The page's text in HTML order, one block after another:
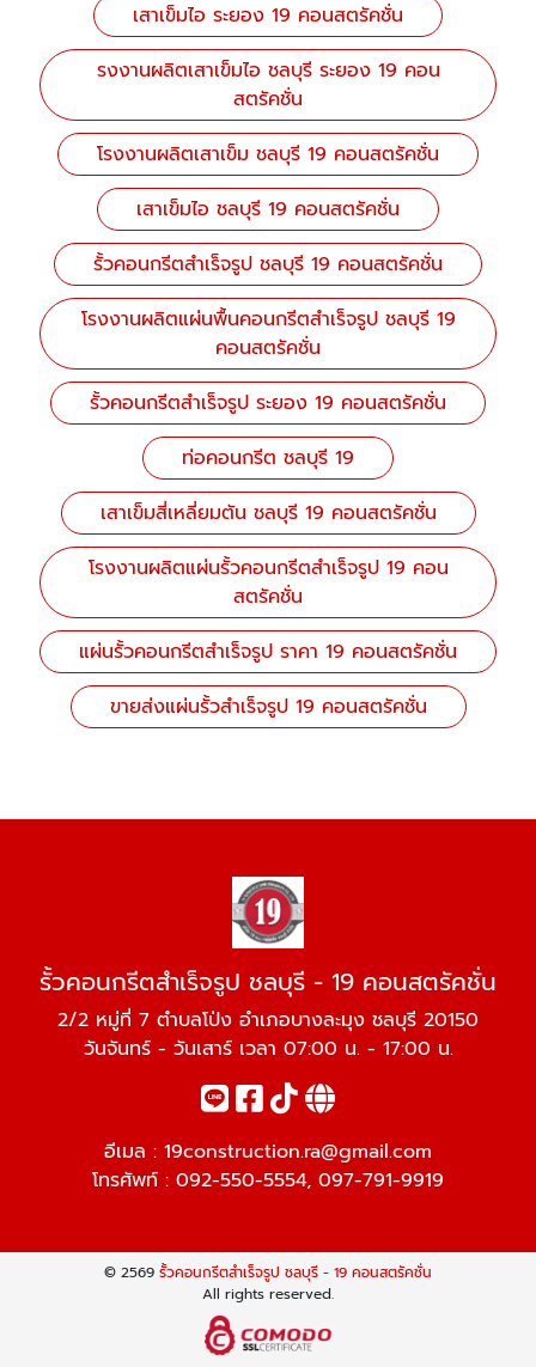
เสาเข็มไอ ระยอง 19 คอนสตรัคชั่น
รงงานผลิตเสาเข็มไอ ชลบุรี ระยอง 19 คอน
สตรัคชั่น
โรงงานผลิตเสาเข็ม ชลบุรี 19 คอนสตรัคชั่น
เสาเข็มไอ ชลบุรี 19 คอนสตรัคชั่น
รั้วคอนกรีตสำเร็จรูป ชลบุรี 19 คอนสตรัคชั่น
โรงงานผลิตแผ่นพื้นคอนกรีตสําเร็จรูป ชลบุรี 19
คอนสตรัคชั่น
รั้วคอนกรีตสําเร็จรูป ระยอง 19 คอนสตรัคชั่น
ท่อคอนกรีต ชลบุรี 19
เสาเข็มสี่เหลี่ยมตัน ชลบุรี 19 คอนสตรัคชั่น
โรงงานผลิตแผ่นรั้วคอนกรีตสำเร็จรูป 19 คอน
สตรัคชั่น
แผ่นรั้วคอนกรีตสําเร็จรูป ราคา 19 คอนสตรัคชั่น
ขายส่งแผ่นรั้วสำเร็จรูป 19 คอนสตรัคชั่น
รั้วคอนกรีตสำเร็จรูป ชลบุรี - 19 คอนสตรัคชั่น
2/2 หมู่ที่ 7 ตำบลโป่ง อำเภอบางละมุง ชลบุรี 20150
วันจันทร์ - วันเสาร์ เวลา 07:00 น. - 17:00 น.
อีเมล : 19construction.ra@gmail.com
โทรศัพท์ : 092-550-5554, 097-791-9919
© 2569 รั้วคอนกรีตสำเร็จรูป ชลบุรี - 19 คอนสตรัคชั่น
All rights reserved.